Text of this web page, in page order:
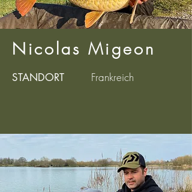
Nicolas Migeon
STANDORT Frankreich